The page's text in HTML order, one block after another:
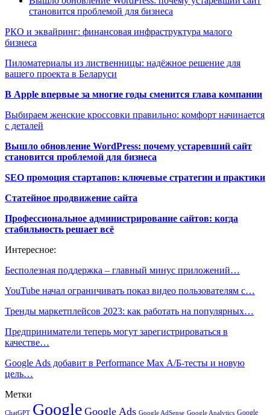
становится проблемой для бизнеса
РКО и эквайринг: финансовая инфраструктура малого
бизнеса
Пиломатериалы из лиственницы: надёжное решение для
вашего проекта в Беларуси
В Apple впервые за многие годы сменится глава компании
Выбираем женские кроссовки правильно: комфорт начинается
с деталей
Вышло обновление WordPress: почему устаревший сайт
становится проблемой для бизнеса
SEO промоция стартапов: ключевые стратегии и практики
Статейное продвижение сайта
Профессиональное администрирование сайтов: когда
стабильность решает всё
Интересное:
Бесполезная поддержка – главный минус приложений…
YouTube начал ограничивать показ видео пользователям с…
Тренды маркетплейсов 2023: как работать на популярных…
Предприниматели теперь могут зарегистрироваться в
качестве…
Google Ads добавит в Performance Max А/Б-тесты и новую
цель…
Метки
ChatGPT Google Google Ads Google AdSense Google Analytics Google